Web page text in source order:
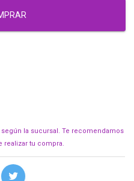
la sucursal. Te recomendamos
realizar tu compra.